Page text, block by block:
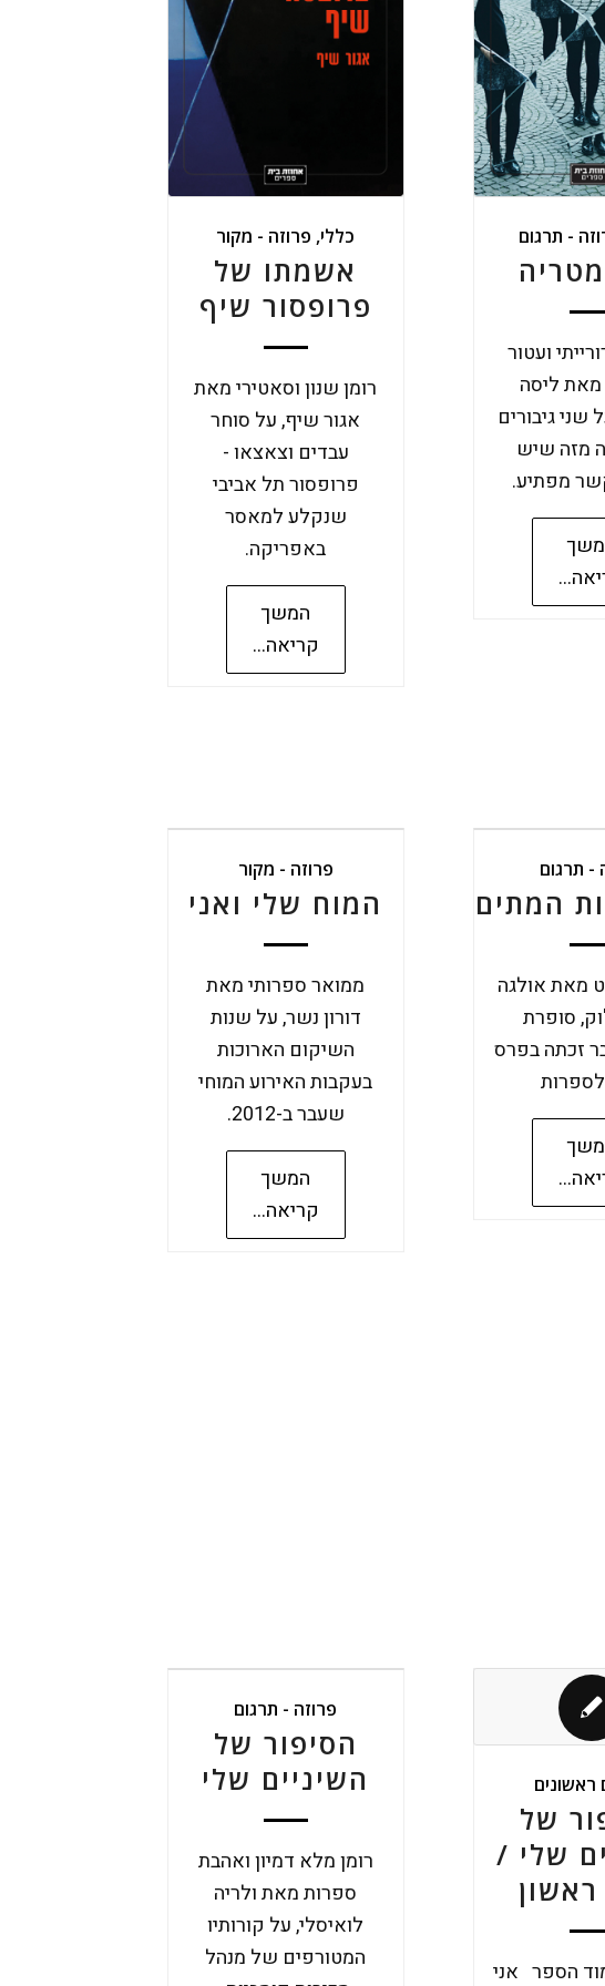
- תרגום
ועטור
ליסה
שני גיבורים
מזה שיש
מפתיע.
כללי, פרוזה - מקור
אשמתו של
פרופסור שיף
רומן שנון וסאטירי מאת
אגור שיף, על סוחר
עבדים וצאצאו -
פרופסור תל אביבי
שנקלע למאסר
באפריקה.
המשך
קריאה...
- תרגום
המתים
מאת אולגה
סופרת
זכתה בפרס
לספרות
פרוזה - מקור
המוח שלי ואני
ממואר ספרותי מאת
דורון נשר, על שנות
השיקום הארוכות
בעקבות האירוע המוחי
שעבר ב-2012.
המשך
קריאה...
ראשונים
של
שלי /
הספר אני
פרוזה - תרגום
הסיפור של
השיניים שלי
רומן מלא דמיון ואהבת
ספרות מאת ולריה
לואיסלי, על קורותיו
המטורפים של מנהל